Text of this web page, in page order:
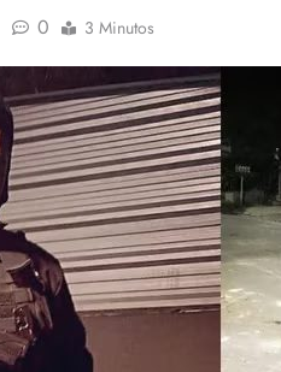
0 3 Minutos